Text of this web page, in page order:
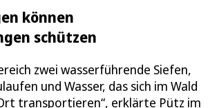
können
schützen
zwei wasserführende Siefen,
und Wasser, das sich im Wald
transportieren“, erklärte Pütz im